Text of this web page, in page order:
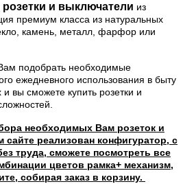
розетки и выключатели из
премиум класса из натуральных
камень, металл, фарфор или
подобрать необходимые
ежедневного использования в быту
вы сможете купить розетки и
необходимых Вам розеток и
реализован конфигуратор, с
труда, сможете посмотреть все
цветов рамка+ механизм,
собирая заказ в корзину.